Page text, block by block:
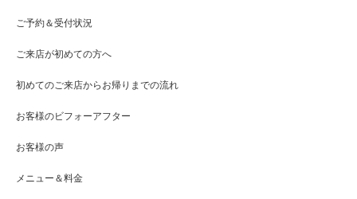
ご予約＆受付状況
ご来店が初めての方へ
初めてのご来店からお帰りまでの流れ
お客様のビフォーアフター
お客様の声
メニュー＆料金